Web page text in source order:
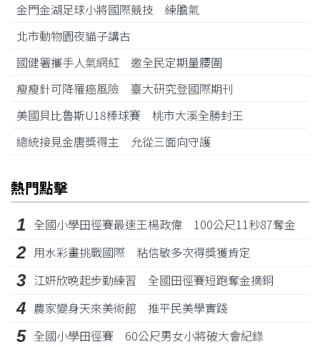
金門金湖足球小將國際競技 練膽氣
北市動物園夜貓子講古
國健署攜手人氣網紅 邀全民定期量腰圍
瘦瘦針可降罹癌風險 臺大研究登國際期刊
美國貝比魯斯U18棒球賽 桃市大溪全勝封王
總統接見金唐獎得主 允從三面向守護
熱門點擊
1 全國小學田徑賽最速王楊政偉 100公尺11秒87奪金
2 用水彩畫挑戰國際 粘信敏多次得獎獲肯定
3 江姸欣晚起步勤練習 全國田徑賽短跑奪金摘銅
4 農家變身天來美術館 推平民美學實踐
5 全國小學田徑賽 60公尺男女小將破大會紀錄